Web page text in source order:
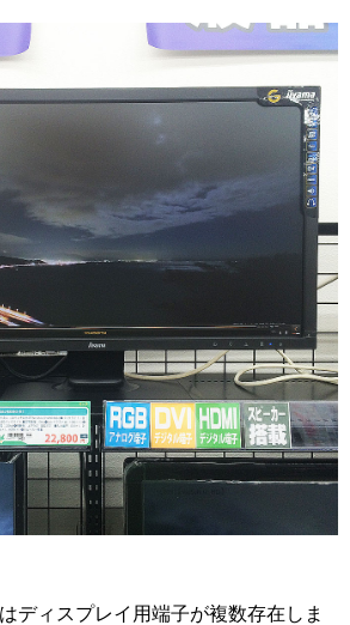
ディスプレイ用端子が複数存在しま